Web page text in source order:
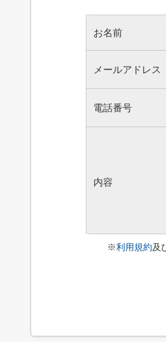
お名前
メールアドレス
電話番号
内容
※利用規約及